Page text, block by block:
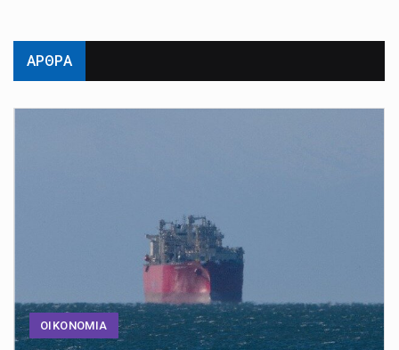
ΑΡΘΡΑ
ΟΙΚΟΝΟΜΙΑ